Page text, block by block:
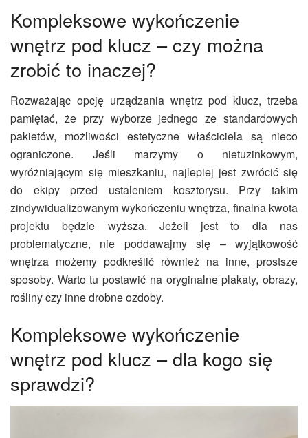
Kompleksowe wykończenie
wnętrz pod klucz – czy można
zrobić to inaczej?
Rozważając opcję urządzania wnętrz pod klucz, trzeba
pamiętać, że przy wyborze jednego ze standardowych
pakietów, możliwości estetyczne właściciela są nieco
ograniczone. Jeśli marzymy o nietuzinkowym,
wyróżniającym się mieszkaniu, najlepiej jest zwrócić się
do ekipy przed ustaleniem kosztorysu. Przy takim
zindywidualizowanym wykończeniu wnętrza, finalna kwota
projektu będzie wyższa. Jeżeli jest to dla nas
problematyczne, nie poddawajmy się – wyjątkowość
wnętrza możemy podkreślić również na inne, prostsze
sposoby. Warto tu postawić na oryginalne plakaty, obrazy,
rośliny czy inne drobne ozdoby.
Kompleksowe wykończenie
wnętrz pod klucz – dla kogo się
sprawdzi?